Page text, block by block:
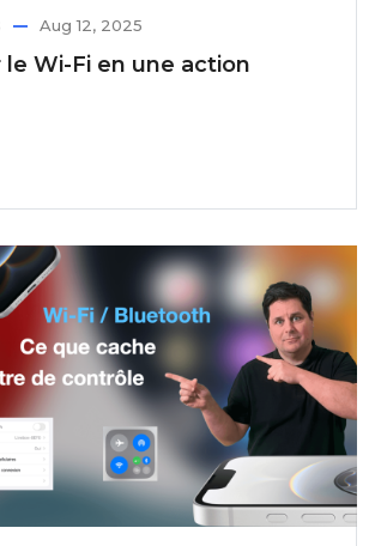
Aug 12, 2025
le Wi-Fi en une action